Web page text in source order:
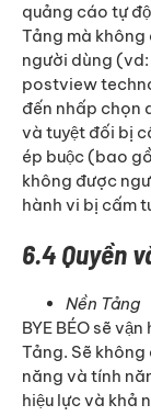
quảng cáo tự
Tảng mà
người dùng
postview
đến nhấp chọn
và tuyệt đối bị
ép buộc (bao
không được
hành vi bị cấm
6.4 Quyền
Nền Tảng
BYE BÉO sẽ
Tảng. Sẽ
năng và tính
hiệu lực và khả